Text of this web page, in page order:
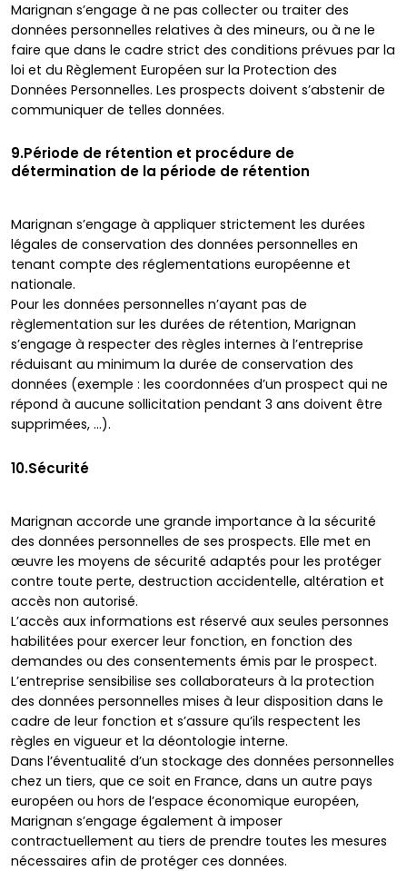
Marignan s’engage à ne pas collecter ou traiter des
données personnelles relatives à des mineurs, ou à ne le
faire que dans le cadre strict des conditions prévues par la
loi et du Règlement Européen sur la Protection des
Données Personnelles. Les prospects doivent s’abstenir de
communiquer de telles données.
9.Période de rétention et procédure de
détermination de la période de rétention
Marignan s’engage à appliquer strictement les durées
légales de conservation des données personnelles en
tenant compte des réglementations européenne et
nationale.
Pour les données personnelles n’ayant pas de
règlementation sur les durées de rétention, Marignan
s’engage à respecter des règles internes à l’entreprise
réduisant au minimum la durée de conservation des
données (exemple : les coordonnées d’un prospect qui ne
répond à aucune sollicitation pendant 3 ans doivent être
supprimées, …).
10.Sécurité
Marignan accorde une grande importance à la sécurité
des données personnelles de ses prospects. Elle met en
œuvre les moyens de sécurité adaptés pour les protéger
contre toute perte, destruction accidentelle, altération et
accès non autorisé.
L’accès aux informations est réservé aux seules personnes
habilitées pour exercer leur fonction, en fonction des
demandes ou des consentements émis par le prospect.
L’entreprise sensibilise ses collaborateurs à la protection
des données personnelles mises à leur disposition dans le
cadre de leur fonction et s’assure qu’ils respectent les
règles en vigueur et la déontologie interne.
Dans l’éventualité d’un stockage des données personnelles
chez un tiers, que ce soit en France, dans un autre pays
européen ou hors de l’espace économique européen,
Marignan s’engage également à imposer
contractuellement au tiers de prendre toutes les mesures
nécessaires afin de protéger ces données.